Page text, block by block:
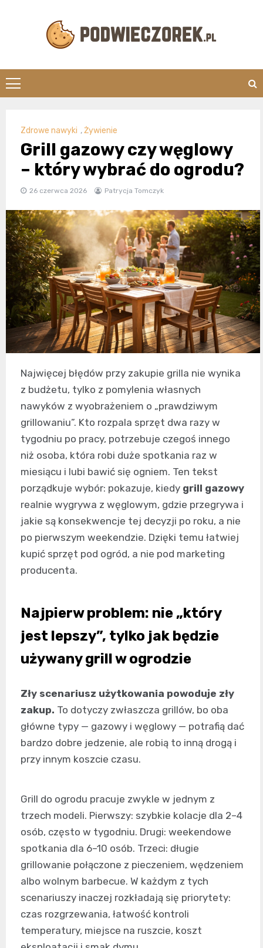
Zdrowe nawyki ,Żywienie
Grill gazowy czy węglowy
– który wybrać do ogrodu?
26 czerwca 2026 Patrycja Tomczyk
Najwięcej błędów przy zakupie grilla nie wynika
z budżetu, tylko z pomylenia własnych
nawyków z wyobrażeniem o „prawdziwym
grillowaniu”. Kto rozpala sprzęt dwa razy w
tygodniu po pracy, potrzebuje czegoś innego
niż osoba, która robi duże spotkania raz w
miesiącu i lubi bawić się ogniem. Ten tekst
porządkuje wybór: pokazuje, kiedy grill gazowy
realnie wygrywa z węglowym, gdzie przegrywa i
jakie są konsekwencje tej decyzji po roku, a nie
po pierwszym weekendzie. Dzięki temu łatwiej
kupić sprzęt pod ogród, a nie pod marketing
producenta.
Najpierw problem: nie „który
jest lepszy”, tylko jak będzie
używany grill w ogrodzie
Zły scenariusz użytkowania powoduje zły
zakup. To dotyczy zwłaszcza grillów, bo oba
główne typy — gazowy i węglowy — potrafią dać
bardzo dobre jedzenie, ale robią to inną drogą i
przy innym koszcie czasu.
Grill do ogrodu pracuje zwykle w jednym z
trzech modeli. Pierwszy: szybkie kolacje dla 2–4
osób, często w tygodniu. Drugi: weekendowe
spotkania dla 6–10 osób. Trzeci: długie
grillowanie połączone z pieczeniem, wędzeniem
albo wolnym barbecue. W każdym z tych
scenariuszy inaczej rozkładają się priorytety:
czas rozgrzewania, łatwość kontroli
temperatury, miejsce na ruszcie, koszt